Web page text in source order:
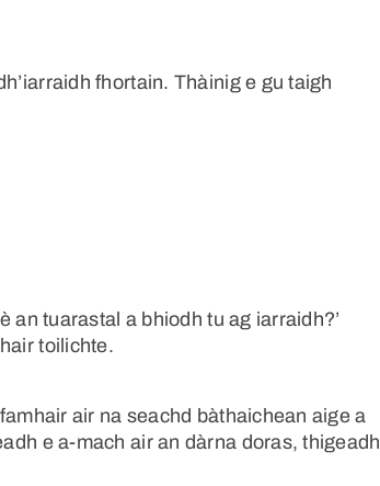
fhortain. Thàinig e gu taigh
an tuarastal a bhiodh tu ag iarraidh?’
toilichte.
air na seachd bàthaichean aige a
e a-mach air an dàrna doras, thigeadh